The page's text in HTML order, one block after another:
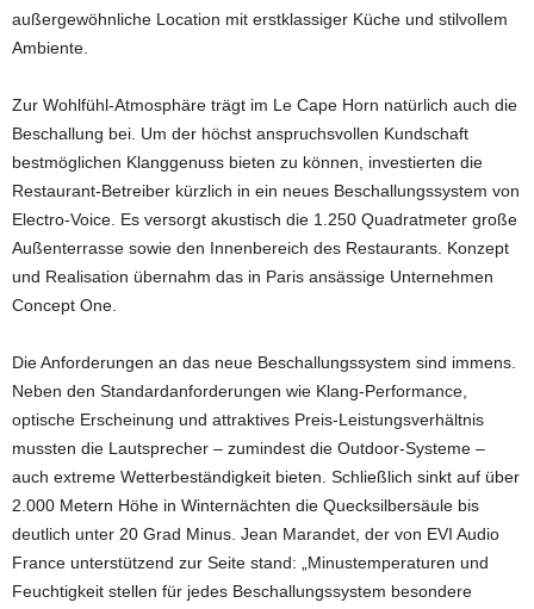
außergewöhnliche Location mit erstklassiger Küche und stilvollem
Ambiente.
Zur Wohlfühl-Atmosphäre trägt im Le Cape Horn natürlich auch die
Beschallung bei. Um der höchst anspruchsvollen Kundschaft
bestmöglichen Klanggenuss bieten zu können, investierten die
Restaurant-Betreiber kürzlich in ein neues Beschallungssystem von
Electro-Voice. Es versorgt akustisch die 1.250 Quadratmeter große
Außenterrasse sowie den Innenbereich des Restaurants. Konzept
und Realisation übernahm das in Paris ansässige Unternehmen
Concept One.
Die Anforderungen an das neue Beschallungssystem sind immens.
Neben den Standardanforderungen wie Klang-Performance,
optische Erscheinung und attraktives Preis-Leistungsverhältnis
mussten die Lautsprecher – zumindest die Outdoor-Systeme –
auch extreme Wetterbeständigkeit bieten. Schließlich sinkt auf über
2.000 Metern Höhe in Winternächten die Quecksilbersäule bis
deutlich unter 20 Grad Minus. Jean Marandet, der von EVI Audio
France unterstützend zur Seite stand: „Minustemperaturen und
Feuchtigkeit stellen für jedes Beschallungssystem besondere